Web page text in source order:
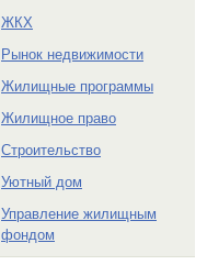
ЖКХ
Рынок недвижимости
Жилищные программы
Жилищное право
Строительство
Уютный дом
Управление жилищным
фондом